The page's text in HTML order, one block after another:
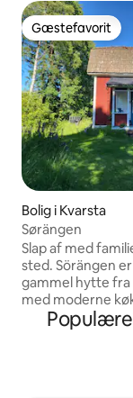
Gæstefavorit
Gæstefavorit
Bolig i Kvarsta
Sørängen
Slap af med
sted. Sörängen
gammel hytte fra
med moderne
Andre værelser
men har bevaret
Åben pejs og